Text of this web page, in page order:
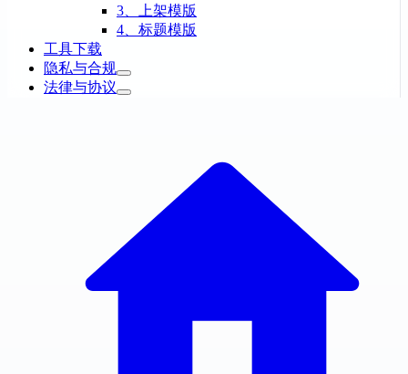
3、上架模版
4、标题模版
工具下载
隐私与合规
法律与协议